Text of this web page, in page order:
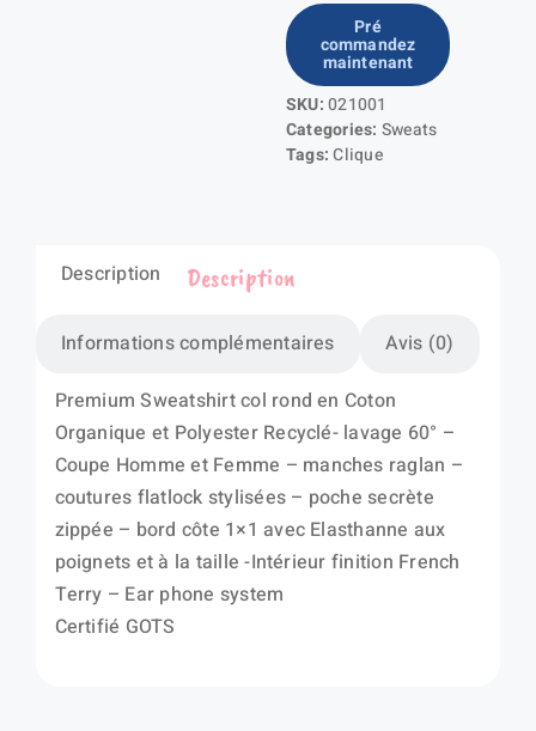
de
Premium
OC
Roundneck
Ladies
Pré
commandez
maintenant
SKU:021001
Categories: Sweats
Tags:Clique
Description
Informations complémentaires Avis (0)
Description
Premium Sweatshirt col rond en Coton
Organique et Polyester Recyclé- lavage 60° –
Coupe Homme et Femme – manches raglan –
coutures flatlock stylisées – poche secrète
zippée – bord côte 1×1 avec Elasthanne aux
poignets et à la taille -Intérieur finition French
Terry – Ear phone system
Certifié GOTS